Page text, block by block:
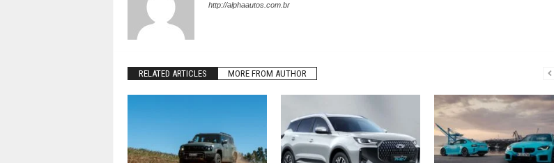
http://alphaautos.com.br
RELATED ARTICLES MORE FROM AUTHOR